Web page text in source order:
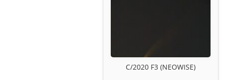
C/2020 F3 (NEOWISE)